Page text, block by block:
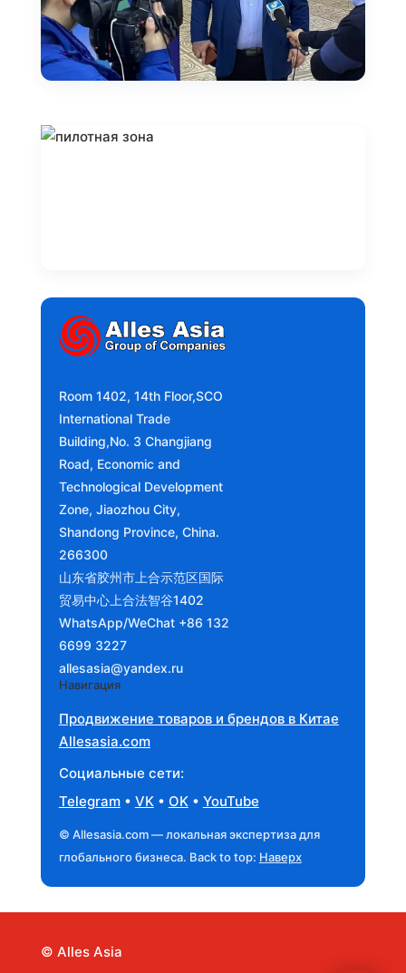
Room 1402, 14th Floor,SCO
International Trade
Building,No. 3 Changjiang
Road, Economic and
Technological Development
Zone, Jiaozhou City,
Shandong Province, China.
266300
山东省胶州市上合示范区国际
贸易中心上合法智谷1402
WhatsApp/WeChat +86 132
6699 3227
allesasia@yandex.ru
Навигация
Продвижение товаров и брендов в Китае
Allesasia.com
Социальные сети:
Telegram• VK• OK• YouTube
© Allesasia.com — локальная экспертиза для
глобального бизнеса. Back to top: Наверх
© Alles Asia